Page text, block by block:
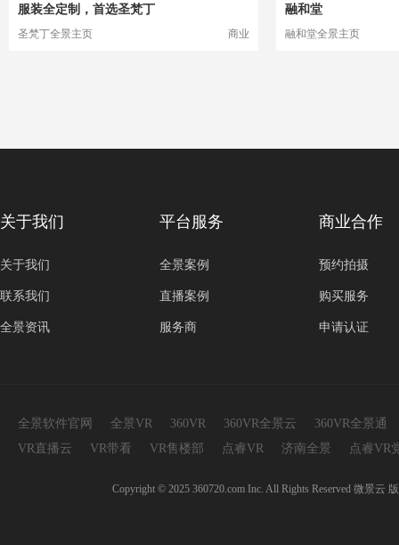
服装全定制，首选圣梵丁
圣梵丁全景主页 商业
融和堂
融和堂全景主页
关于我们
关于我们
联系我们
全景资讯
平台服务
全景案例
直播案例
服务商
商业合作
预约拍摄
购买服务
申请认证
全景软件官网 全景VR 360VR 360VR全景云
360VR全景通
VR直播云
VR带看 VR售楼部 点睿VR 济南全景 点睿VR
Copyright © 2025 360720.com Inc. All Rights Reserved 微景